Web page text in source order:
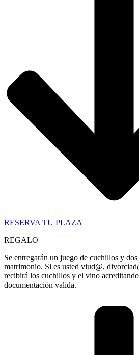
RESERVA TU PLAZA
REGALO
Se entregarán un juego de cuchillos y
matrimonio. Si es usted viud@,
recibirá los cuchillos y el vino
documentación valida.